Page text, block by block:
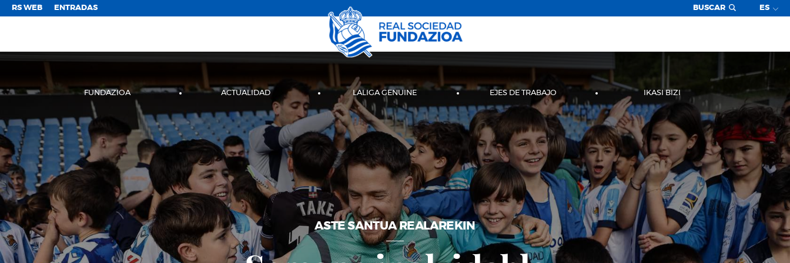
RS WEB ENTRADAS BUSCAR ES
FUNDAZIOA ACTUALIDAD LALIGA GENUINE EJES DE TRABAJO IKASI BIZI
ASTE SANTUA REALAREKIN